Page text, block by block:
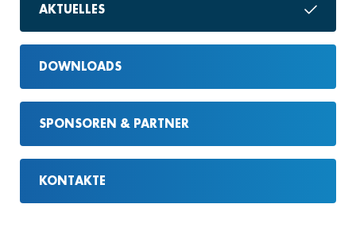
AKTUELLES
DOWNLOADS
SPONSOREN & PARTNER
KONTAKTE